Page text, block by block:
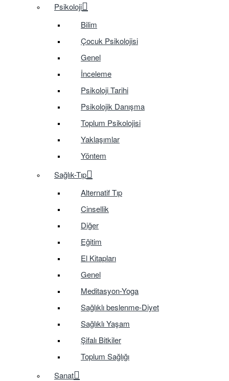
Psikoloji
Bilim
Çocuk Psikolojisi
Genel
İnceleme
Psikoloji Tarihi
Psikolojik Danışma
Toplum Psikolojisi
Yaklaşımlar
Yöntem
Sağlık-Tıp
Alternatif Tıp
Cinsellik
Diğer
Eğitim
El Kitapları
Genel
Meditasyon-Yoga
Sağlıklı beslenme-Diyet
Sağlıklı Yaşam
Şifalı Bitkiler
Toplum Sağlığı
Sanat